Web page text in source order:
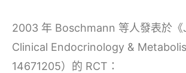
2003 年 Boschmann 等人發表於
Clinical Endocrinology &
14671205）的 RCT：